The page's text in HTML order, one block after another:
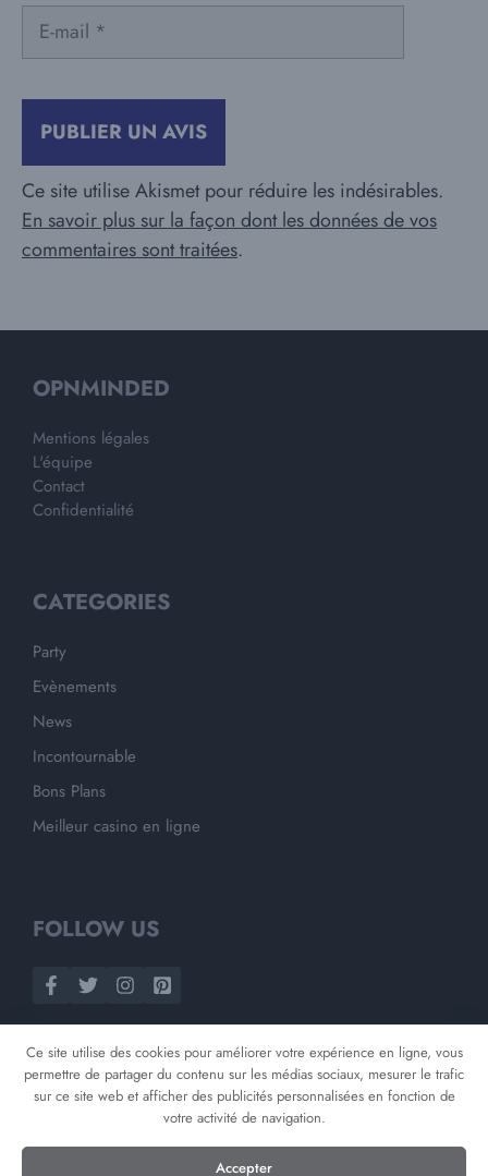
Ce site utilise Akismet pour réduire les indésirables.
En savoir plus sur la façon dont les données de vos
commentaires sont traitées.
OPNMINDED
Mentions légales
L'équipe
Contact
Confidentialité
CATEGORIES
Party
Evènements
News
Incontournable
Bons Plans
Meilleur casino en ligne
FOLLOW US
©2026Opnminded
Ce site utilise des cookies pour améliorer votre expérience en ligne, vous
permettre de partager du contenu sur les médias sociaux, mesurer le trafic
sur ce site web et afficher des publicités personnalisées en fonction de
votre activité de navigation.
Accepter